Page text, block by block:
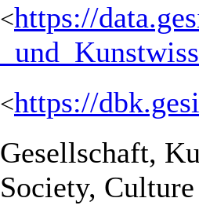
<https://
<https://
Gesellschaft,
Society,